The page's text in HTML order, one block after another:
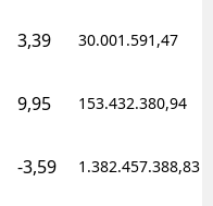
3,39 30.001.591,47
9,95 153.432.380,94
-3,59 1.382.457.388,83